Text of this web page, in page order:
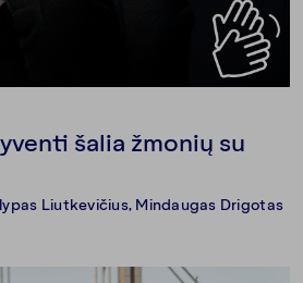
šalia žmonių su
Liutkevičius, Mindaugas Drigotas